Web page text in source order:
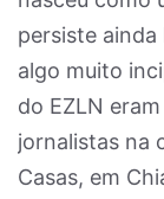
persiste ainda
algo muito
do EZLN
jornalistas na
Casas, em